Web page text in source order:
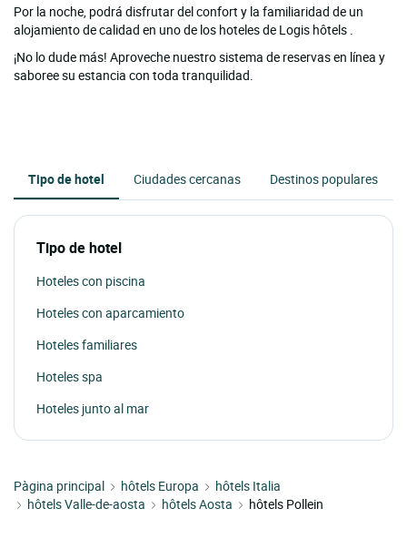
Por la noche, podrá disfrutar del confort y la familiaridad de un
alojamiento de calidad en uno de los hoteles de Logis hôtels .
¡No lo dude más! Aproveche nuestro sistema de reservas en línea y
saboree su estancia con toda tranquilidad.
Tipo de hotel Ciudades cercanas Destinos populares
Tipo de hotel
Hoteles con piscina
Hoteles con aparcamiento
Hoteles familiares
Hoteles spa
Hoteles junto al mar
Pàgina principal hôtels Europa
hôtels Italia
hôtels Valle-de-aosta
hôtels Aosta hôtels Pollein